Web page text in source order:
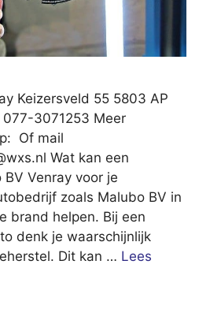
Keizersveld 55 5803 AP
077-3071253 Meer
Of mail
Wat kan een
Venray voor je
zoals Malubo BV in
brand helpen. Bij een
denk je waarschijnlijk
Dit kan … Lees